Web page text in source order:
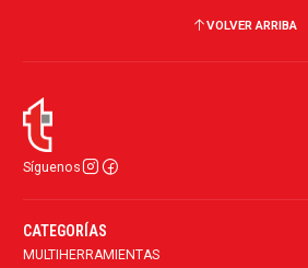
VOLVER ARRIBA
Síguenos
CATEGORÍAS
MULTIHERRAMIENTAS